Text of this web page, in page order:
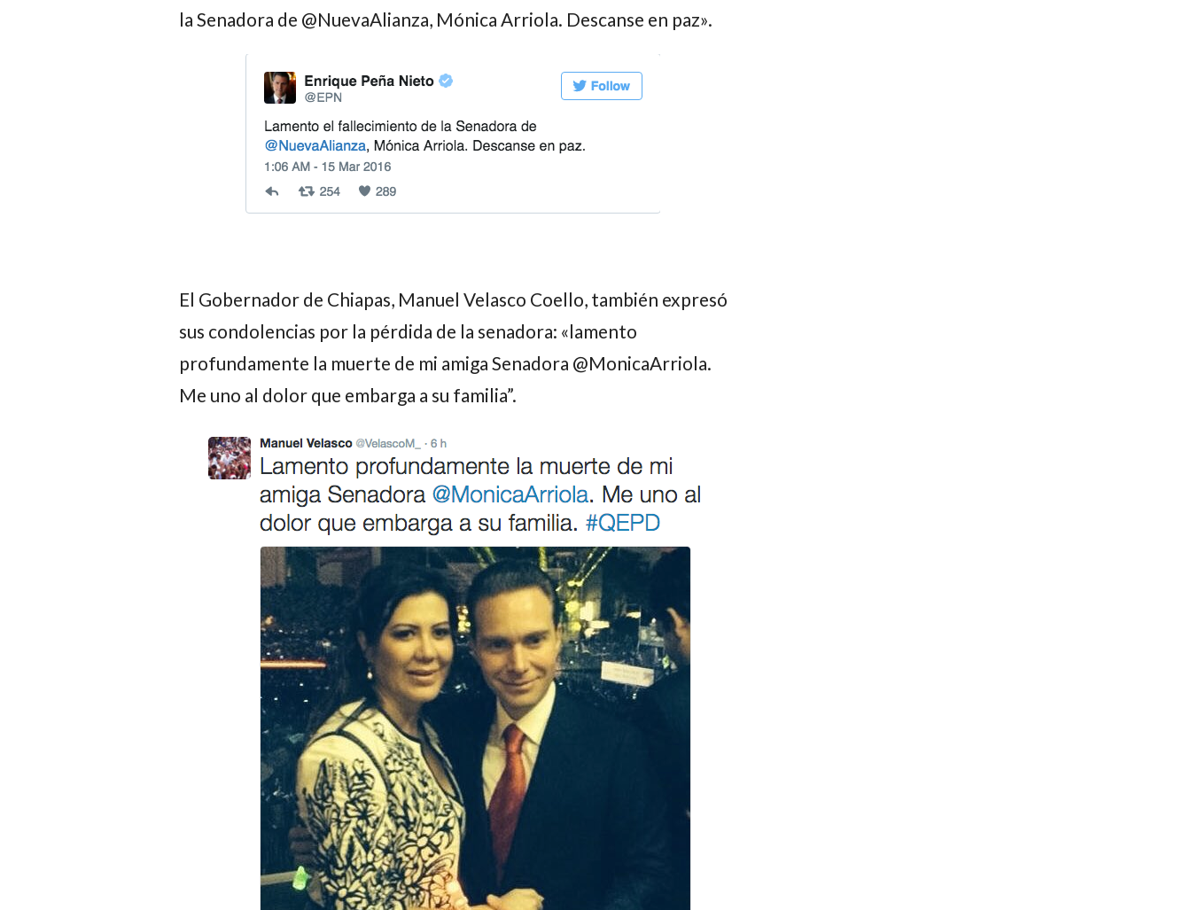
la Senadora de @NuevaAlianza, Mónica Arriola. Descanse en paz».
El Gobernador de Chiapas, Manuel Velasco Coello, también expresó
sus condolencias por la pérdida de la senadora: «lamento
profundamente la muerte de mi amiga Senadora @MonicaArriola.
Me uno al dolor que embarga a su familia”.